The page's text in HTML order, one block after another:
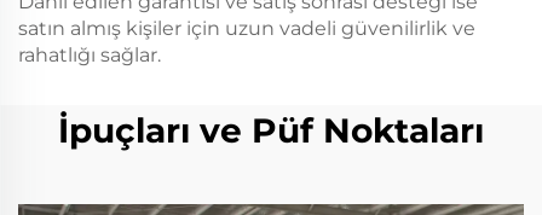
satın almış kişiler için uzun vadeli güvenilirlik ve
rahatlığı sağlar.
İpuçları ve Püf Noktaları